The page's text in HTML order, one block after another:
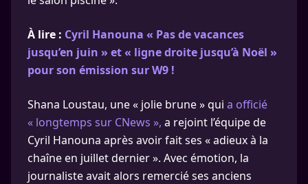
À lire : Cyril Hanouna « Pas de vacances
jusqu’en juin » et « ligne droite jusqu’à Noël »
pour son émission sur W9 !
Shana Loustau, une « jolie brune » qui a officié
« longtemps sur CNews », a rejoint l’équipe de
Cyril Hanouna après avoir fait ses « adieux à la
chaîne en juillet dernier ». Avec émotion, la
journaliste avait alors remercié ses anciens